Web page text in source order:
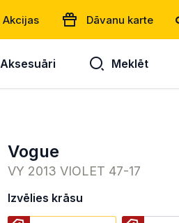
Akcijas Dāvanu karte
Aksesuāri Meklēt
Vogue
VY 2013 VIOLET 47-17
Izvēlies krāsu